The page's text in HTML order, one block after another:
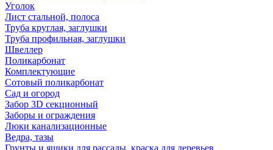
Уголок
Лист стальной, полоса
Труба круглая, заглушки
Труба профильная, заглушки
Швеллер
Поликарбонат
Комплектующие
Сотовый поликарбонат
Сад и огород
Забор 3D секционный
Заборы и ограждения
Люки канализационные
Ведра, тазы
Грунты и ящики для рассады, краска для деревьев